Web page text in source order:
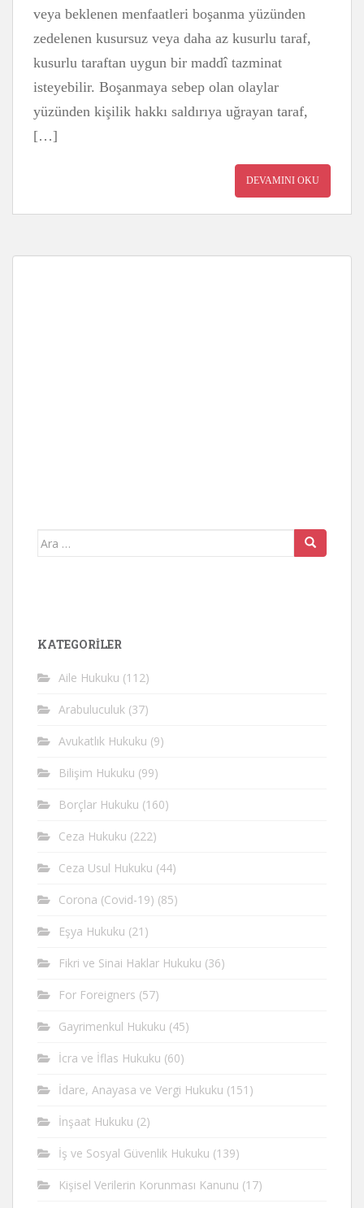
veya beklenen menfaatleri boşanma yüzünden
zedelenen kusursuz veya daha az kusurlu taraf,
kusurlu taraftan uygun bir maddî tazminat
isteyebilir. Boşanmaya sebep olan olaylar
yüzünden kişilik hakkı saldırıya uğrayan taraf,
[…]
DEVAMINI OKU
Arama
KATEGORİLER
Aile Hukuku (112)
Arabuluculuk (37)
Avukatlık Hukuku (9)
Bilişim Hukuku (99)
Borçlar Hukuku (160)
Ceza Hukuku (222)
Ceza Usul Hukuku (44)
Corona (Covid-19) (85)
Eşya Hukuku (21)
Fikri ve Sinai Haklar Hukuku (36)
For Foreigners (57)
Gayrimenkul Hukuku (45)
İcra ve İflas Hukuku (60)
İdare, Anayasa ve Vergi Hukuku (151)
İnşaat Hukuku (2)
İş ve Sosyal Güvenlik Hukuku (139)
Kişisel Verilerin Korunması Kanunu (17)